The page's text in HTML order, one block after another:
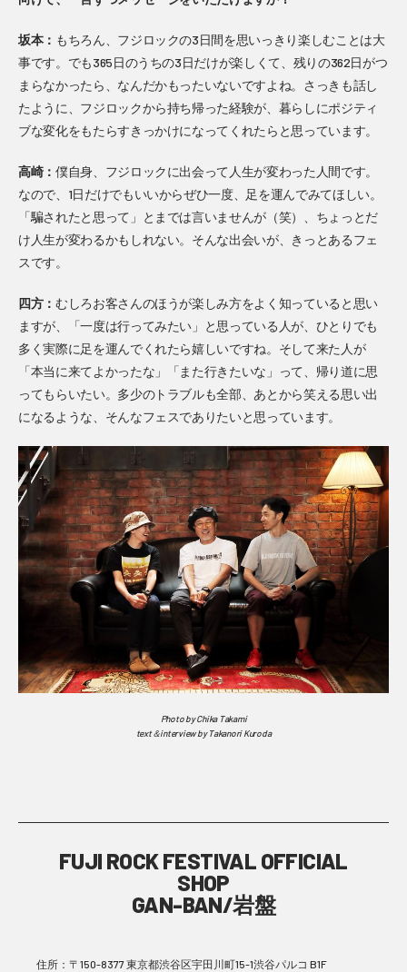
坂本： もちろん、フジロックの3日間を思いっきり楽しむことは大
事です。でも365日のうちの3日だけが楽しくて、残りの362日がつ
まらなかったら、なんだかもったいないですよね。さっきも話し
たように、フジロックから持ち帰った経験が、暮らしにポジティ
ブな変化をもたらすきっかけになってくれたらと思っています。
高崎： 僕自身、フジロックに出会って人生が変わった人間です。
なので、1日だけでもいいからぜひ一度、足を運んでみてほしい。
「騙されたと思って」とまでは言いませんが（笑）、ちょっとだ
け人生が変わるかもしれない。そんな出会いが、きっとあるフェ
スです。
四方： むしろお客さんのほうが楽しみ方をよく知っていると思い
ますが、「一度は行ってみたい」と思っている人が、ひとりでも
多く実際に足を運んでくれたら嬉しいですね。そして来た人が
「本当に来てよかったな」「また行きたいな」って、帰り道に思
ってもらいたい。多少のトラブルも全部、あとから笑える思い出
になるような、そんなフェスでありたいと思っています。
Photo by Chika Takami
text＆interview by Takanori Kuroda
FUJI ROCK FESTIVAL OFFICIAL
SHOP
GAN-BAN/岩盤
住所：〒150-8377 東京都渋谷区宇田川町15-1渋谷パルコ B1F